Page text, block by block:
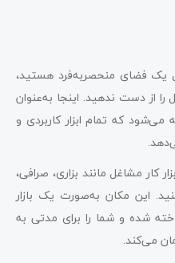
یک فضای منحصربه‌فرد هستید،
را از دست ندهید. اینجا به‌عنوان
که تمام ابزار کاربردی و
کار مشاغل مانند بزاری، صرافی،
این مکان به‌صورت یک بازار
ساخته شده و شما را برای مدتی به
می‌کند.